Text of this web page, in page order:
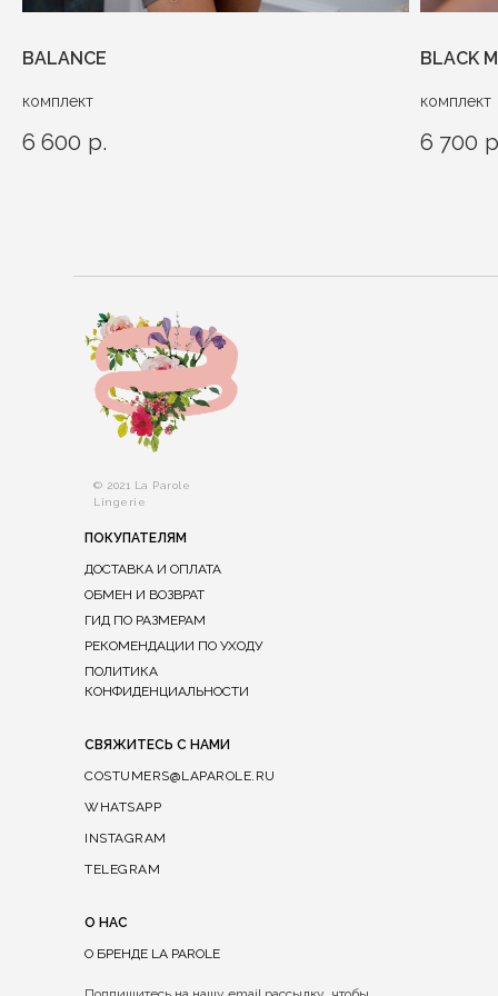
BALANCE
комплект
6 600 р.
BLACK
комплект
6 700
© 2021 La Parole
Lingerie
WHATSAPP
О БРЕНДЕ LA PAROLE
О НАС
ПОКУПАТЕЛЯМ
COSTUMERS@LAPAROLE.RU
ДОСТАВКА И ОПЛАТА
INSTAGRAM
ОБМЕН И ВОЗВРАТ
СВЯЖИТЕСЬ С НАМИ
ПОЛИТИКА
КОНФИДЕНЦИАЛЬНОСТИ
ГИД ПО РАЗМЕРАМ
РЕКОМЕНДАЦИИ ПО УХОДУ
TELEGRAM